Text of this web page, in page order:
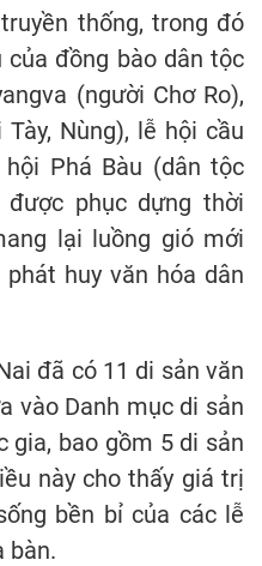
thống, trong đó
đồng bào dân tộc
(người Chơ Ro),
Nùng), lễ hội cầu
hội Phá Bàu (dân tộc
được phục dựng thời
lại luồng gió mới
huy văn hóa dân
đã có 11 di sản văn
vào Danh mục di sản
gia, bao gồm 5 di sản
này cho thấy giá trị
bền bỉ của các lễ
bàn.